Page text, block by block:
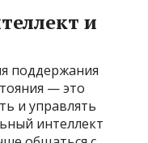
и
поддержания
— это
и управлять
интеллект